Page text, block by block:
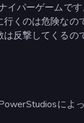
イパーゲームで
くのは危険な
反撃してくる
によ